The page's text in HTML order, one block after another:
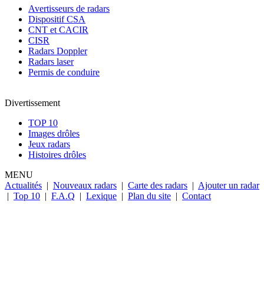
Avertisseurs de radars
Dispositif CSA
CNT et CACIR
CISR
Radars Doppler
Radars laser
Permis de conduire
Divertissement
TOP 10
Images drôles
Jeux radars
Histoires drôles
MENU
Actualités | Nouveaux radars | Carte des radars | Ajouter un radar
| Top 10 | F.A.Q | Lexique | Plan du site | Contact